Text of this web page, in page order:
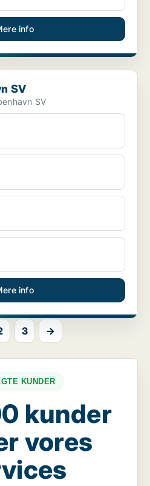
info
SV
SV
info
3 →
KUNDER
kunder
vores